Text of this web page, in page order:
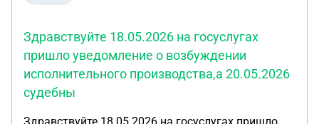
Здравствуйте 18.05.2026 на госуслугах
пришло уведомление о возбуждении
исполнительного производства,а 20.05.2026
судебны